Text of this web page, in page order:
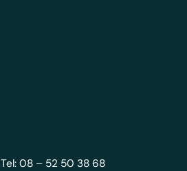
Tel: 08 – 52 50 38 68